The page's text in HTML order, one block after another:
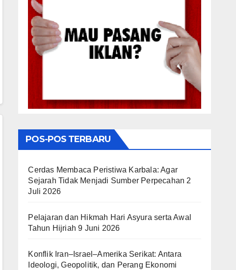
POS-POS TERBARU
Cerdas Membaca Peristiwa Karbala: Agar
Sejarah Tidak Menjadi Sumber Perpecahan 2
Juli 2026
Pelajaran dan Hikmah Hari Asyura serta Awal
Tahun Hijriah 9 Juni 2026
Konflik Iran–Israel–Amerika Serikat: Antara
Ideologi, Geopolitik, dan Perang Ekonomi